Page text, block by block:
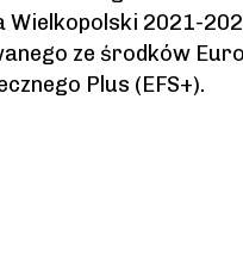
Wielkopolski 2021-
ze środków
Plus (EFS+).